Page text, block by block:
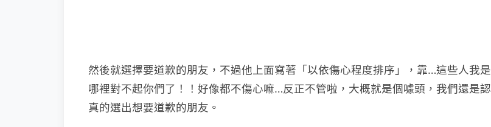
然後就選擇要道歉的朋友，不過他上面寫著「以依傷心程度排序」，靠…這些人我是
哪裡對不起你們了！！好像都不傷心嘛…反正不管啦，大概就是個噱頭，我們還是認
真的選出想要道歉的朋友。